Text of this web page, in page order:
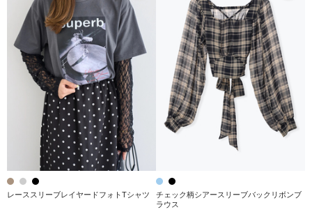
レーススリーブレイヤードフォトTシャツ
チェック柄シアースリーブバックリボンブ
ラウス